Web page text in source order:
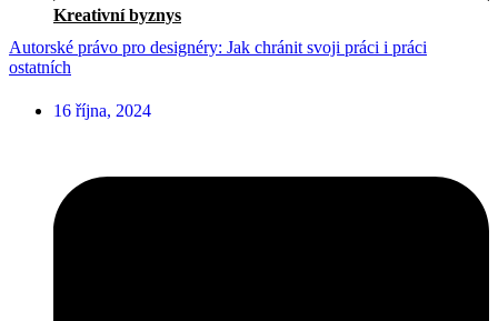
Kreativní byznys
Autorské právo pro designéry: Jak chránit svoji práci i práci
ostatních
16 října, 2024